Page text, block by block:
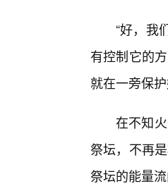
“好，我
有控制它的
就在一旁保
在不知
祭坛，不再
祭坛的能量